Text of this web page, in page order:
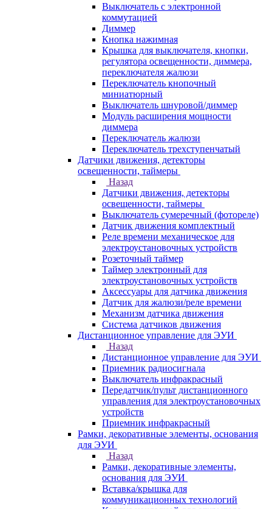
Выключатель с электронной
коммутацией
Диммер
Кнопка нажимная
Крышка для выключателя, кнопки,
регулятора освещенности, диммера,
переключателя жалюзи
Переключатель кнопочный
миниатюрный
Выключатель шнуровой/диммер
Модуль расширения мощности
диммера
Переключатель жалюзи
Переключатель трехступенчатый
Датчики движения, детекторы
освещенности, таймеры
Назад
Датчики движения, детекторы
освещенности, таймеры
Выключатель сумеречный (фотореле)
Датчик движения комплектный
Реле времени механическое для
электроустановочных устройств
Розеточный таймер
Таймер электронный для
электроустановочных устройств
Аксессуары для датчика движения
Датчик для жалюзи/реле времени
Механизм датчика движения
Система датчиков движения
Дистанционное управление для ЭУИ
Назад
Дистанционное управление для ЭУИ
Приемник радиосигнала
Выключатель инфракрасный
Передатчик/пульт дистанционного
управления для электроустановочных
устройств
Приемник инфракрасный
Рамки, декоративные элементы, основания
для ЭУИ
Назад
Рамки, декоративные элементы,
основания для ЭУИ
Вставка/крышка для
коммуникационных технологий